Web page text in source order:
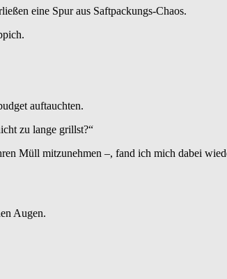
eine Spur aus Saftpackungs-Chaos.
auftauchten.
zu lange grillst?“
Müll mitzunehmen –, fand ich mich dabei
Augen.